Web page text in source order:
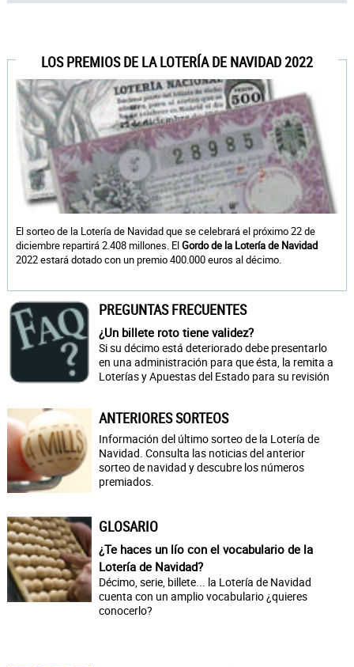
LOS PREMIOS DE LA LOTERÍA DE NAVIDAD 2022
El sorteo de la Lotería de Navidad que se celebrará el próximo 22 de
diciembre repartirá 2.408 millones. ElGordo de la Lotería de Navidad
2022 estará dotado con un premio 400.000 euros al décimo.
PREGUNTAS FRECUENTES
¿Un billete roto tiene validez?
Si su décimo está deteriorado debe presentarlo
en una administración para que ésta, la remita a
Loterías y Apuestas del Estado para su revisión
ANTERIORES SORTEOS
Información del último sorteo de la Lotería de
Navidad. Consulta las noticias del anterior
sorteo de navidad y descubre los números
premiados.
GLOSARIO
¿Te haces un lío con el vocabulario de la
Lotería de Navidad?
Décimo, serie, billete... la Lotería de Navidad
cuenta con un amplio vocabulario ¿quieres
conocerlo?